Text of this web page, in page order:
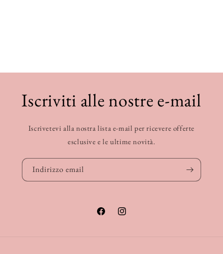
Iscriviti alle nostre e-mail
Iscrivetevi alla nostra lista e-mail per ricevere offerte
esclusive e le ultime novità.
Indirizzo email
FacebookInstagram